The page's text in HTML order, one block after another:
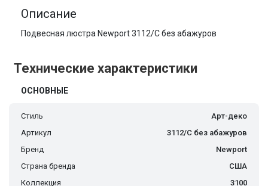
Описание
Подвесная люстра Newport 3112/C без абажуров
Технические характеристики
ОСНОВНЫЕ
Стиль
Арт-деко
Артикул
3112/C без абажуров
Бренд
Newport
Страна бренда
США
Коллекция
3100